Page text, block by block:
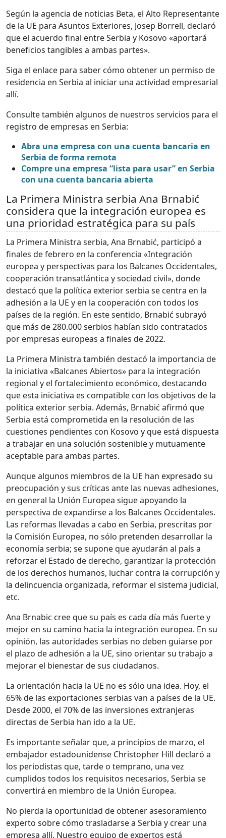
Según la agencia de noticias Beta, el Alto Representante
de la UE para Asuntos Exteriores, Josep Borrell, declaró
que el acuerdo final entre Serbia y Kosovo «aportará
beneficios tangibles a ambas partes».
Siga el enlace para saber cómo obtener un permiso de
residencia en Serbia al iniciar una actividad empresarial
allí.
Consulte también algunos de nuestros servicios para el
registro de empresas en Serbia:
Abra una empresa con una cuenta bancaria en
Serbia de forma remota
Compre una empresa “lista para usar” en Serbia
con una cuenta bancaria abierta
La Primera Ministra serbia Ana Brnabić
considera que la integración europea es
una prioridad estratégica para su país
La Primera Ministra serbia, Ana Brnabić, participó a
finales de febrero en la conferencia «Integración
europea y perspectivas para los Balcanes Occidentales,
cooperación transatlántica y sociedad civil», donde
destacó que la política exterior serbia se centra en la
adhesión a la UE y en la cooperación con todos los
países de la región. En este sentido, Brnabić subrayó
que más de 280.000 serbios habían sido contratados
por empresas europeas a finales de 2022.
La Primera Ministra también destacó la importancia de
la iniciativa «Balcanes Abiertos» para la integración
regional y el fortalecimiento económico, destacando
que esta iniciativa es compatible con los objetivos de la
política exterior serbia. Además, Brnabić afirmó que
Serbia está comprometida en la resolución de las
cuestiones pendientes con Kosovo y que está dispuesta
a trabajar en una solución sostenible y mutuamente
aceptable para ambas partes.
Aunque algunos miembros de la UE han expresado su
preocupación y sus críticas ante las nuevas adhesiones,
en general la Unión Europea sigue apoyando la
perspectiva de expandirse a los Balcanes Occidentales.
Las reformas llevadas a cabo en Serbia, prescritas por
la Comisión Europea, no sólo pretenden desarrollar la
economía serbia; se supone que ayudarán al país a
reforzar el Estado de derecho, garantizar la protección
de los derechos humanos, luchar contra la corrupción y
la delincuencia organizada, reformar el sistema judicial,
etc.
Ana Brnabic cree que su país es cada día más fuerte y
mejor en su camino hacia la integración europea. En su
opinión, las autoridades serbias no deben guiarse por
el plazo de adhesión a la UE, sino orientar su trabajo a
mejorar el bienestar de sus ciudadanos.
La orientación hacia la UE no es sólo una idea. Hoy, el
65% de las exportaciones serbias van a países de la UE.
Desde 2000, el 70% de las inversiones extranjeras
directas de Serbia han ido a la UE.
Es importante señalar que, a principios de marzo, el
embajador estadounidense Christopher Hill declaró a
los periodistas que, tarde o temprano, una vez
cumplidos todos los requisitos necesarios, Serbia se
convertirá en miembro de la Unión Europea.
No pierda la oportunidad de obtener asesoramiento
experto sobre cómo trasladarse a Serbia y crear una
empresa allí. Nuestro equipo de expertos está